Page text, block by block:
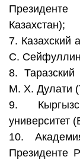
Президенте
Казахстан);
7. Казахский
С.
8. Таразский
М. Х. Дулати
9.
университет
10.
Президенте